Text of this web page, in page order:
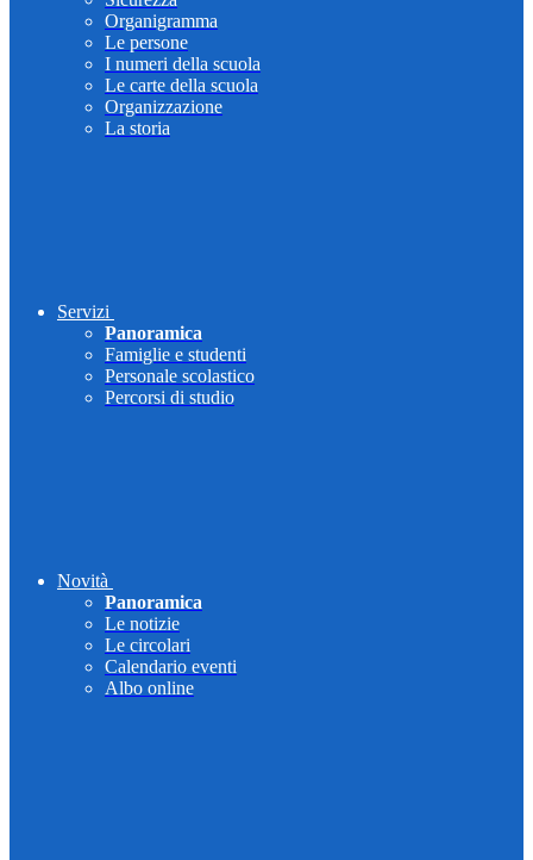
Organigramma
Le persone
I numeri della scuola
Le carte della scuola
Organizzazione
La storia
Servizi
Panoramica
Famiglie e studenti
Personale scolastico
Percorsi di studio
Novità
Panoramica
Le notizie
Le circolari
Calendario eventi
Albo online